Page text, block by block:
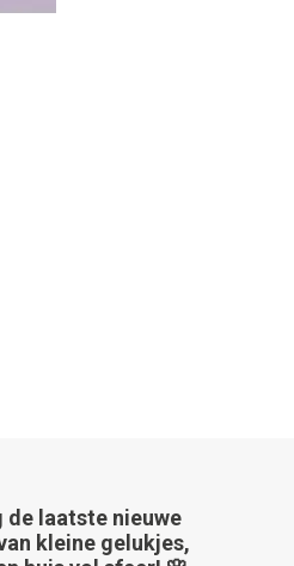
de laatste nieuwe
kleine gelukjes,